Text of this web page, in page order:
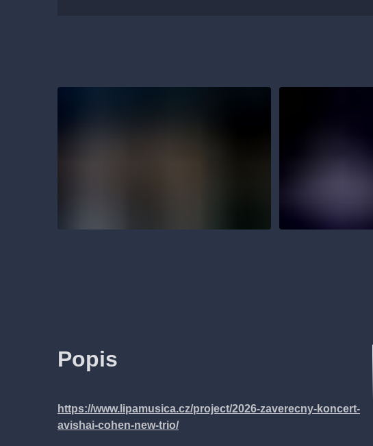
Popis
https://www.lipamusica.cz/project/2026-zaverecny-koncert-
avishai-cohen-new-trio/